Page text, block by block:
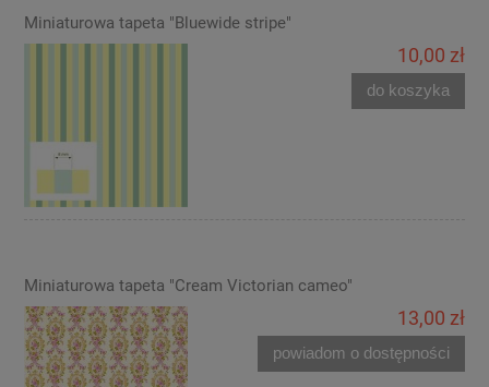
Miniaturowa tapeta "Bluewide stripe"
10,00 zł
do koszyka
Miniaturowa tapeta "Cream Victorian cameo"
13,00 zł
powiadom o dostępności